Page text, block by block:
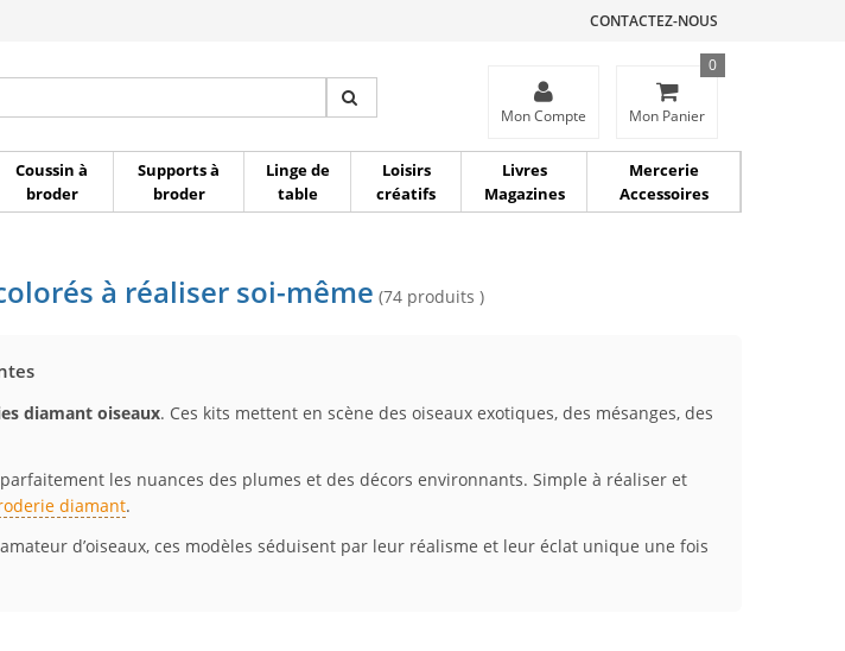
CONTACTEZ-NOUS
Mon Compte Mon Panier
0
Coussin à
broder
Supports à
broder
Linge de
table
Loisirs
créatifs
Livres
Magazines
Mercerie
Accessoires
à réaliser soi-même (74 produits )
diamant oiseaux. Ces kits mettent en scène des oiseaux exotiques, des mésanges, des
les nuances des plumes et des décors environnants. Simple à réaliser et
diamant.
d’oiseaux, ces modèles séduisent par leur réalisme et leur éclat unique une fois